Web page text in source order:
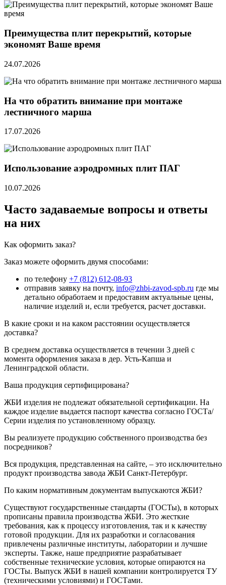
Преимущества плит перекрытий, которые
экономят Ваше время
24.07.2026
На что обратить внимание при монтаже
лестничного марша
17.07.2026
Использование аэродромных плит ПАГ
10.07.2026
Часто задаваемые вопросы и ответы
на них
Как оформить заказ?
Заказ можете оформить двумя способами:
по телефону +7 (812) 612-08-93
отправив заявку на почту, info@zhbi-zavod-spb.ru где мы
детально обработаем и предоставим актуальные цены,
наличие изделий и, если требуется, расчет доставки.
В какие сроки и на каком расстоянии осуществляется
доставка?
В среднем доставка осуществляется в течении 3 дней с
момента оформления заказа в дер. Усть-Капша и
Ленинградской области.
Ваша продукция сертифицирована?
ЖБИ изделия не подлежат обязательной сертификации. На
каждое изделие выдается паспорт качества согласно ГОСТа/
Серии изделия по установленному образцу.
Вы реализуете продукцию собственного производства без
посредников?
Вся продукция, представленная на сайте, – это исключительно
продукт производства завода ЖБИ Санкт-Петербург.
По каким нормативным документам выпускаются ЖБИ?
Существуют государственные стандарты (ГОСТы), в которых
прописаны правила производства ЖБИ. Это жесткие
требования, как к процессу изготовления, так и к качеству
готовой продукции. Для их разработки и согласования
привлечены различные институты, лаборатории и лучшие
эксперты. Также, наше предприятие разрабатывает
собственные технические условия, которые опираются на
ГОСТы. Выпуск ЖБИ в нашей компании контролируется ТУ
(техническими условиями) и ГОСТами.